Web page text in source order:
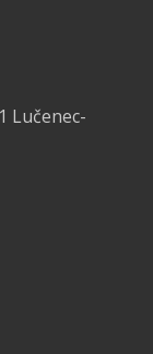
Lučenec-